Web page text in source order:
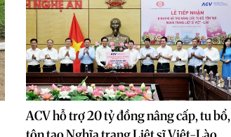
ACV hỗ trợ 20 tỷ đồng nâng cấp, tu bổ,